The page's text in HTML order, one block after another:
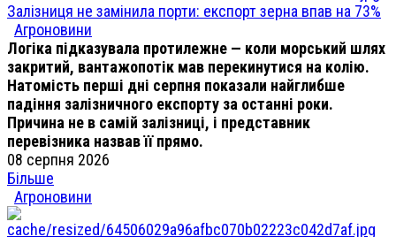
Залізниця не замінила порти: експорт зерна впав на 73%
Агроновини
Логіка підказувала протилежне — коли морський шлях
закритий, вантажопотік мав перекинутися на колію.
Натомість перші дні серпня показали найглибше
падіння залізничного експорту за останні роки.
Причина не в самій залізниці, і представник
перевізника назвав її прямо.
08 серпня 2026
Більше
Агроновини